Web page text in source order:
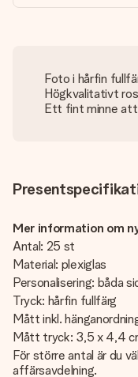
Foto i hårfin
Högkvalitativt
Ett fint minne att
Mer information om
Antal: 25 st
Material: plexiglas
Personalisering: båda
Tryck: hårfin fullfärg
Mått inkl.
Mått tryck: 3,5 x 4,4
För större antal är du
affärsavdelning.